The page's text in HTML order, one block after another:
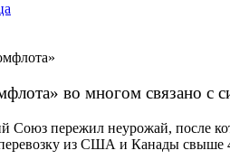
во многом связано с
Союз пережил неурожай, после
из США и Канады свыше